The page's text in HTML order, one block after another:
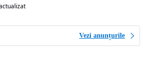
Vezi anunțurile